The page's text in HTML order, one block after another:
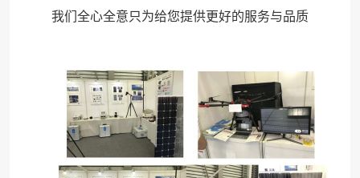
我们全心全意只为给您提供更好的服务与品质